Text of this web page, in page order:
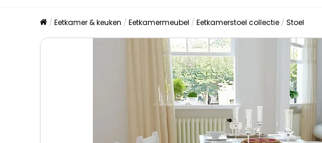
Eetkamer & keuken Eetkamermeubel Eetkamerstoel collectie Stoel